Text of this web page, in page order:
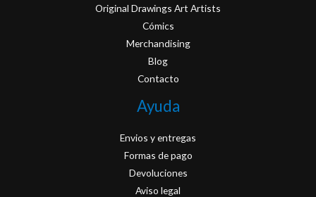
Original Drawings Art Artists
Cómics
Merchandising
Blog
Contacto
Ayuda
Envios y entregas
Formas de pago
Devoluciones
Aviso legal